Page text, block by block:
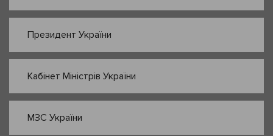
Президент України
Кабінет Міністрів України
МЗС України